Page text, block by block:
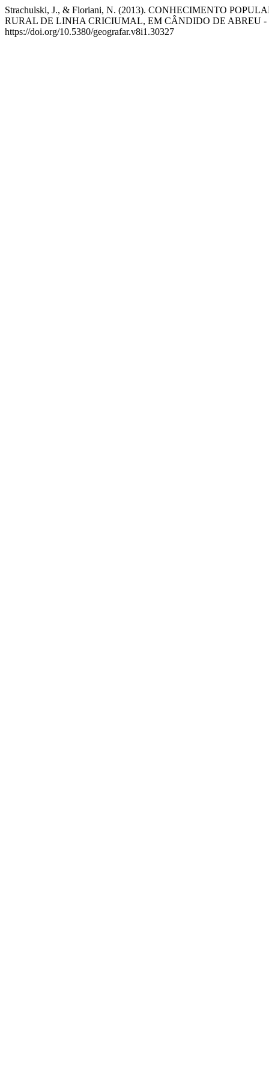
Strachulski, J., & Floriani, N. (2013). CONHECIMENTO
RURAL DE LINHA CRICIUMAL, EM CÂNDIDO DE ABREU -
https://doi.org/10.5380/geografar.v8i1.30327